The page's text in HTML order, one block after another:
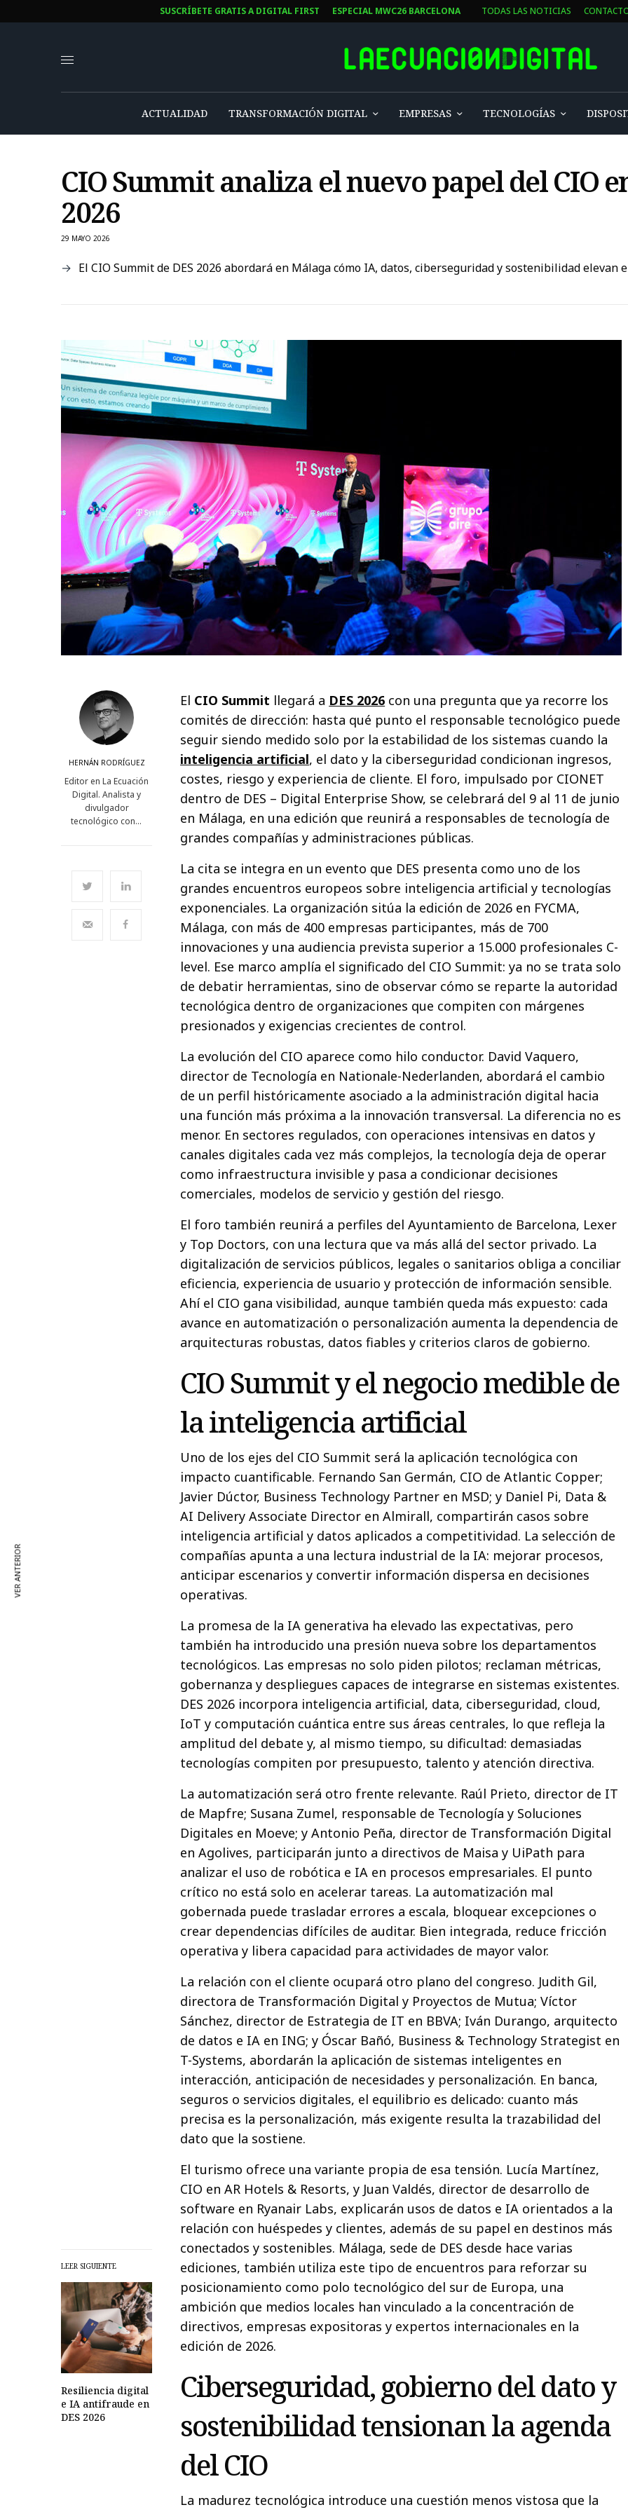
SUSCRÍBETE GRATIS A DIGITAL FIRST ESPECIAL MWC26 BARCELONA TODAS LAS NOTICIAS
ACTUALIDAD TRANSFORMACIÓN DIGITAL EMPRESAS TECNOLOGÍAS
CIO Summit analiza el nuevo papel del CIO
2026
29 MAYO 2026
El CIO Summit de DES 2026 abordará en Málaga cómo IA, datos, ciberseguridad y sostenibilidad elevan
HERNÁN RODRÍGUEZ
Editor en La Ecuación
Digital. Analista y
divulgador
tecnológico con…
LEER SIGUIENTE
Resiliencia digital
e IA antifraude en
DES 2026
El CIO Summit llegará a DES 2026 con una pregunta que ya recorre los
comités de dirección: hasta qué punto el responsable tecnológico puede
seguir siendo medido solo por la estabilidad de los sistemas cuando la
inteligencia artificial, el dato y la ciberseguridad condicionan ingresos,
costes, riesgo y experiencia de cliente. El foro, impulsado por CIONET
dentro de DES – Digital Enterprise Show, se celebrará del 9 al 11 de junio
en Málaga, en una edición que reunirá a responsables de tecnología de
grandes compañías y administraciones públicas.
La cita se integra en un evento que DES presenta como uno de los
grandes encuentros europeos sobre inteligencia artificial y tecnologías
exponenciales. La organización sitúa la edición de 2026 en FYCMA,
Málaga, con más de 400 empresas participantes, más de 700
innovaciones y una audiencia prevista superior a 15.000 profesionales C-
level. Ese marco amplía el significado del CIO Summit: ya no se trata solo
de debatir herramientas, sino de observar cómo se reparte la autoridad
tecnológica dentro de organizaciones que compiten con márgenes
presionados y exigencias crecientes de control.
La evolución del CIO aparece como hilo conductor. David Vaquero,
director de Tecnología en Nationale-Nederlanden, abordará el cambio
de un perfil históricamente asociado a la administración digital hacia
una función más próxima a la innovación transversal. La diferencia no es
menor. En sectores regulados, con operaciones intensivas en datos y
canales digitales cada vez más complejos, la tecnología deja de operar
como infraestructura invisible y pasa a condicionar decisiones
comerciales, modelos de servicio y gestión del riesgo.
El foro también reunirá a perfiles del Ayuntamiento de Barcelona, Lexer
y Top Doctors, con una lectura que va más allá del sector privado. La
digitalización de servicios públicos, legales o sanitarios obliga a conciliar
eficiencia, experiencia de usuario y protección de información sensible.
Ahí el CIO gana visibilidad, aunque también queda más expuesto: cada
avance en automatización o personalización aumenta la dependencia de
arquitecturas robustas, datos fiables y criterios claros de gobierno.
CIO Summit y el negocio medible de
la inteligencia artificial
Uno de los ejes del CIO Summit será la aplicación tecnológica con
impacto cuantificable. Fernando San Germán, CIO de Atlantic Copper;
Javier Dúctor, Business Technology Partner en MSD; y Daniel Pi, Data &
AI Delivery Associate Director en Almirall, compartirán casos sobre
inteligencia artificial y datos aplicados a competitividad. La selección de
compañías apunta a una lectura industrial de la IA: mejorar procesos,
anticipar escenarios y convertir información dispersa en decisiones
operativas.
La promesa de la IA generativa ha elevado las expectativas, pero
también ha introducido una presión nueva sobre los departamentos
tecnológicos. Las empresas no solo piden pilotos; reclaman métricas,
gobernanza y despliegues capaces de integrarse en sistemas existentes.
DES 2026 incorpora inteligencia artificial, data, ciberseguridad, cloud,
IoT y computación cuántica entre sus áreas centrales, lo que refleja la
amplitud del debate y, al mismo tiempo, su dificultad: demasiadas
tecnologías compiten por presupuesto, talento y atención directiva.
La automatización será otro frente relevante. Raúl Prieto, director de IT
de Mapfre; Susana Zumel, responsable de Tecnología y Soluciones
Digitales en Moeve; y Antonio Peña, director de Transformación Digital
en Agolives, participarán junto a directivos de Maisa y UiPath para
analizar el uso de robótica e IA en procesos empresariales. El punto
crítico no está solo en acelerar tareas. La automatización mal
gobernada puede trasladar errores a escala, bloquear excepciones o
crear dependencias difíciles de auditar. Bien integrada, reduce fricción
operativa y libera capacidad para actividades de mayor valor.
La relación con el cliente ocupará otro plano del congreso. Judith Gil,
directora de Transformación Digital y Proyectos de Mutua; Víctor
Sánchez, director de Estrategia de IT en BBVA; Iván Durango, arquitecto
de datos e IA en ING; y Óscar Bañó, Business & Technology Strategist en
T-Systems, abordarán la aplicación de sistemas inteligentes en
interacción, anticipación de necesidades y personalización. En banca,
seguros o servicios digitales, el equilibrio es delicado: cuanto más
precisa es la personalización, más exigente resulta la trazabilidad del
dato que la sostiene.
El turismo ofrece una variante propia de esa tensión. Lucía Martínez,
CIO en AR Hotels & Resorts, y Juan Valdés, director de desarrollo de
software en Ryanair Labs, explicarán usos de datos e IA orientados a la
relación con huéspedes y clientes, además de su papel en destinos más
conectados y sostenibles. Málaga, sede de DES desde hace varias
ediciones, también utiliza este tipo de encuentros para reforzar su
posicionamiento como polo tecnológico del sur de Europa, una
ambición que medios locales han vinculado a la concentración de
directivos, empresas expositoras y expertos internacionales en la
edición de 2026.
Ciberseguridad, gobierno del dato y
sostenibilidad tensionan la agenda
del CIO
La madurez tecnológica introduce una cuestión menos vistosa que la
VER ANTERIOR